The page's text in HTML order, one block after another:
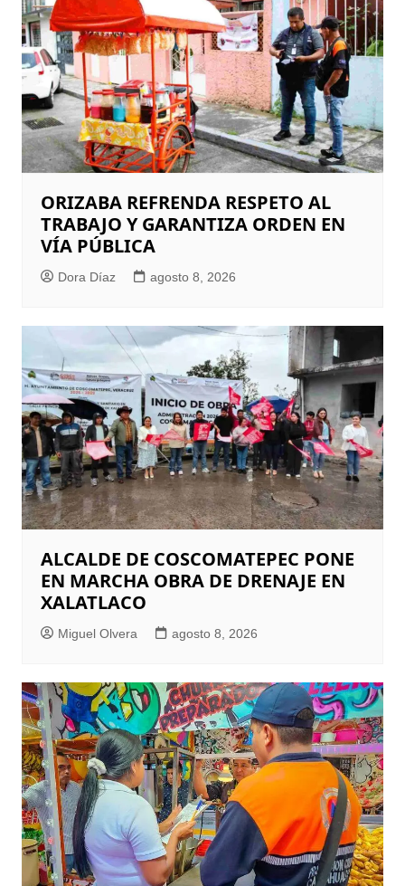
ORIZABA REFRENDA RESPETO AL
TRABAJO Y GARANTIZA ORDEN EN
VÍA PÚBLICA
Dora Díaz agosto 8, 2026
ALCALDE DE COSCOMATEPEC PONE
EN MARCHA OBRA DE DRENAJE EN
XALATLACO
Miguel Olvera agosto 8, 2026